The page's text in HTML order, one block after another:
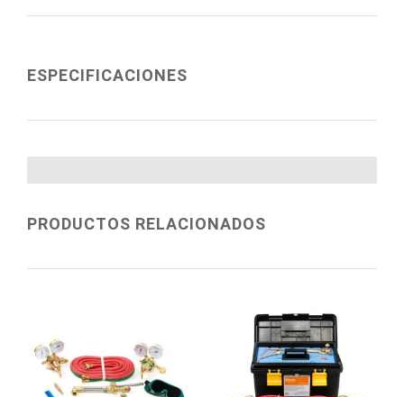
ESPECIFICACIONES
PRODUCTOS RELACIONADOS